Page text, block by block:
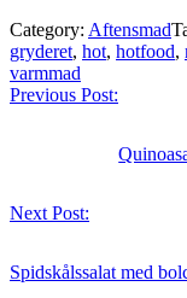
Category: Aftensmad
gryderet, hot, hotfood,
varmmad
Previous Post:
Next Post:
Spidskålssalat med